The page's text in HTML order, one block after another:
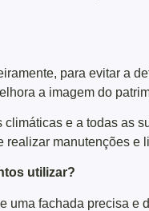
para evitar a
a imagem do
e a todas as
realizar manutenções e
utilizar?
uma fachada precisa e